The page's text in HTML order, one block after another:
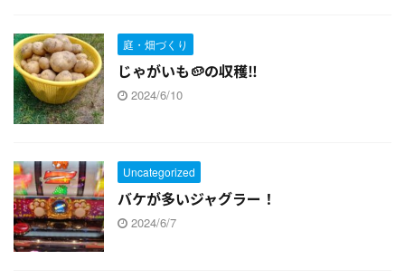
庭・畑づくり
じゃがいも🥔の収穫‼
2024/6/10
Uncategorized
バケが多いジャグラー！
2024/6/7